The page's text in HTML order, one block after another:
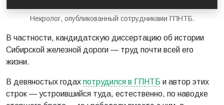
Некролог, опубликованный сотрудниками ГПНТБ.
В частности, кандидатскую диссертацию об истории
Сибирской железной дороги — труд почти всей его
жизни.
В девяностых годах потрудился в ГПНТБ и автор этих
строк — устроившийся туда, естественно, по наводке